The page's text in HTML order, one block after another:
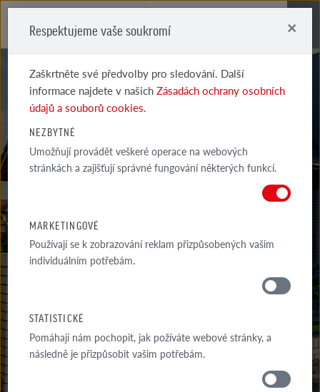
GALERIE
REALIZACÍ
ARCHITEKTONICKÝCH PROJEKTŮ S VYUŽITÍM PRODUKTŮ...
GALERIE
FASÁDA
Respektujeme vaše soukromí ×
Zaškrtněte své předvolby pro sledování. Další
informace najdete v našichZásadách ochrany osobních
údajů a souborů cookies.
NEZBYTNÉ
Umožňují provádět veškeré operace na webových
stránkách a zajišťují správné fungování některých funkcí.
MARKETINGOVÉ
Používají se k zobrazování reklam přizpůsobených vašim
individuálním potřebám.
STATISTICKÉ
Pomáhají nám pochopit, jak požíváte webové stránky, a
následně je přizpůsobit vašim potřebám.